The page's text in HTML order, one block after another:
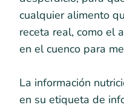
cualquier alimento
receta real, como el
en el cuenco para
La información
en su etiqueta de